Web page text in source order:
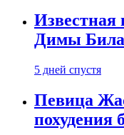
Известная
Димы
5 дней спустя
Певица
похудения